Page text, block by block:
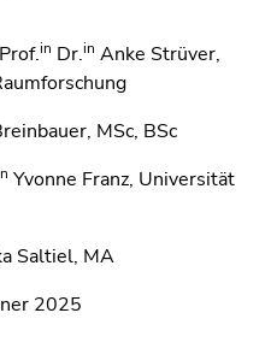
in Dr.in Anke Strüver,
MSc, BSc
Yvonne Franz, Universität
Saltiel, MA
2025